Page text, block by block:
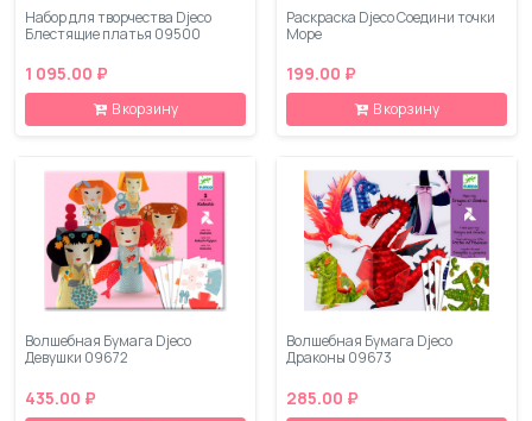
Набор для творчества Djeco
Блестящие платья 09500
1 095.00 ₽
В корзину
Раскраска Djeco Соедини точки
Море
199.00 ₽
В корзину
Волшебная Бумага Djeco
Девушки 09672
435.00 ₽
Волшебная Бумага Djeco
Драконы 09673
285.00 ₽